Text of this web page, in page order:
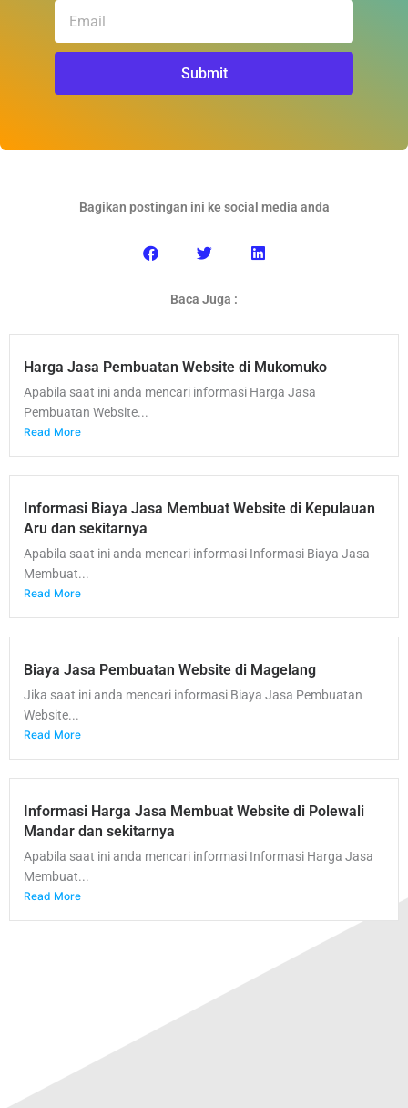
Submit
Bagikan postingan ini ke social media anda
Baca Juga :
Harga Jasa Pembuatan Website di Mukomuko
Apabila saat ini anda mencari informasi Harga Jasa
Pembuatan Website...
Read More
Informasi Biaya Jasa Membuat Website di Kepulauan
Aru dan sekitarnya
Apabila saat ini anda mencari informasi Informasi Biaya Jasa
Membuat...
Read More
Biaya Jasa Pembuatan Website di Magelang
Jika saat ini anda mencari informasi Biaya Jasa Pembuatan
Website...
Read More
Informasi Harga Jasa Membuat Website di Polewali
Mandar dan sekitarnya
Apabila saat ini anda mencari informasi Informasi Harga Jasa
Membuat...
Read More